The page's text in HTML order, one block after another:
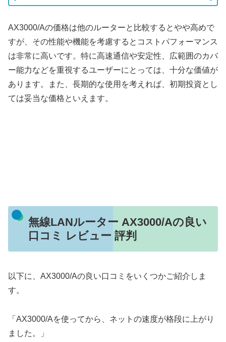
AX3000/Aの価格は他のルーターと比較するとやや高めで
すが、その性能や機能を考慮するとコストパフォーマンス
は非常に高いです。特に高速通信や安定性、広範囲のカバ
ー能力などを重視するユーザーにとっては、十分な価値が
あります。また、長期的な使用を考えれば、初期投資とし
ては妥当な価格といえます。
無線LANルーター AX3000/Aの良い
口コミ レビュー 評判
以下に、AX3000/Aの良い口コミをいくつかご紹介しま
す。
「AX3000/Aを使ってから、ネットの速度が格段に上がり
ました。」